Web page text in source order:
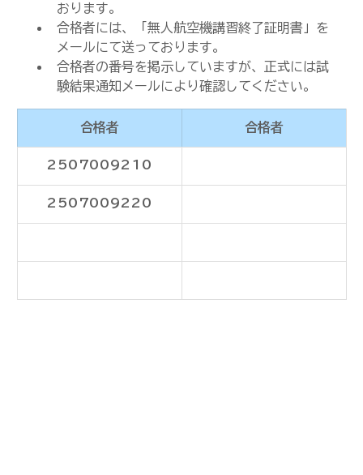
おります。
合格者には、「無人航空機講習終了証明書」を
メールにて送っております。
合格者の番号を掲示していますが、正式には試
験結果通知メールにより確認してください。
合格者 合格者
2507009210
2507009220